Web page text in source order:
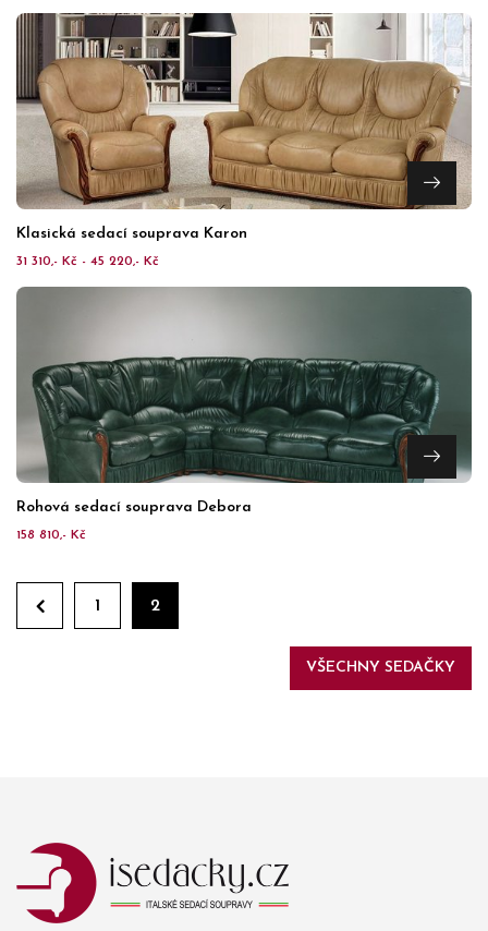
Klasická sedací souprava Karon
31 310,- Kč - 45 220,- Kč
Rohová sedací souprava Debora
158 810,- Kč
1 2
VŠECHNY SEDAČKY